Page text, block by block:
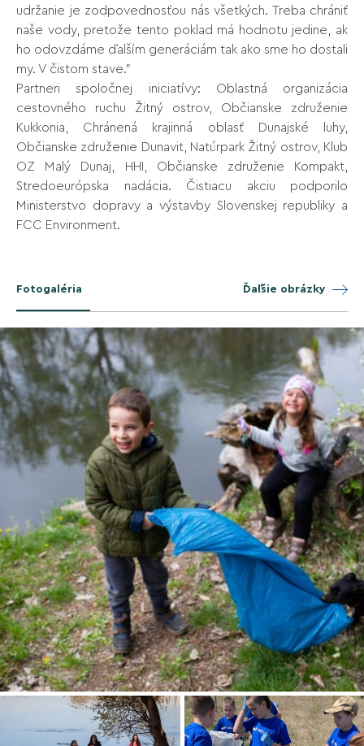
udržanie je zodpovednosťou nás všetkých. Treba chrániť
naše vody, pretože tento poklad má hodnotu jedine, ak
ho odovzdáme ďalším generáciám tak ako sme ho dostali
my. V čistom stave.”
Partneri spoločnej iniciatívy: Oblastná organizácia
cestovného ruchu Žitný ostrov, Občianske združenie
Kukkonia, Chránená krajinná oblasť Dunajské luhy,
Občianske združenie Dunavit, Natúrpark Žitný ostrov, Klub
OZ Malý Dunaj, HHI, Občianske združenie Kompakt,
Stredoeurópska nadácia. Čistiacu akciu podporilo
Ministerstvo dopravy a výstavby Slovenskej republiky a
FCC Environment.
Fotogaléria Ďaľšie obrázky